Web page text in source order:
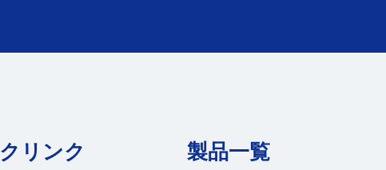
リンク 製品一覧